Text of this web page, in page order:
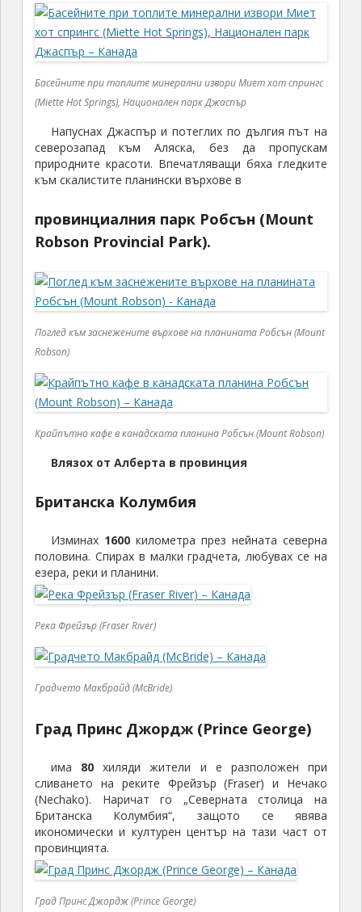
Басейните при топлите минерални извори Миет хот спрингс
(Miette Hot Springs), Национален парк Джаспър
Напуснах Джаспър и потеглих по дългия път на
северозапад към Аляска, без да пропускам
природните красоти. Впечатляващи бяха гледките
към скалистите планински върхове в
провинциалния парк Робсън (Mount
Robson Provincial Park).
Поглед към заснежените върхове на планината Робсън (Mount
Robson)
Крайпътно кафе в канадската планина Робсън (Mount Robson)
Влязох от Алберта в провинция
Британска Колумбия
Изминах 1600 километра през нейната северна
половина. Спирах в малки градчета, любувах се на
езера, реки и планини.
Река Фрейзър (Fraser River)
Градчето Макбрайд (McBride)
Град Принс Джордж (Prince George)
има 80хиляди жители и е разположен при
сливането на реките Фрейзър (Fraser) и Нечако
(Nechako). Наричат го „Северната столица на
Британска Колумбия“, защото се явява
икономически и културен център на тази част от
провинцията.
Град Принс Джордж (Prince George)